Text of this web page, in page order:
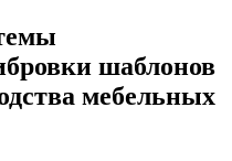
шаблонов
мебельных